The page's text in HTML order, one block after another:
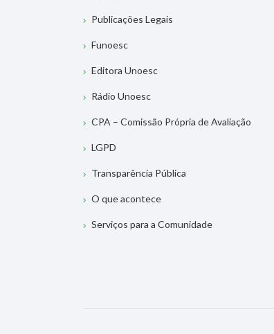
Publicações Legais
Funoesc
Editora Unoesc
Rádio Unoesc
CPA – Comissão Própria de Avaliação
LGPD
Transparência Pública
O que acontece
Serviços para a Comunidade